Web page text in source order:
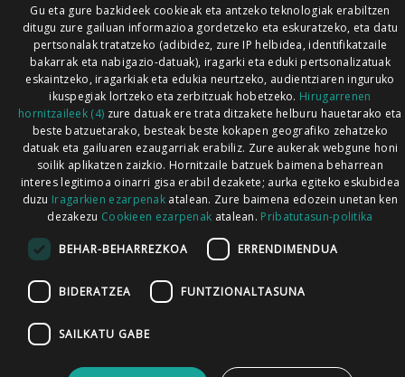
Gu eta gure bazkideek cookieak eta antzeko teknologiak erabiltzen
ditugu zure gailuan informazioa gordetzeko eta eskuratzeko, eta datu
pertsonalak tratatzeko (adibidez, zure IP helbidea, identifikatzaile
bakarrak eta nabigazio-datuak), iragarki eta eduki pertsonalizatuak
eskaintzeko, iragarkiak eta edukia neurtzeko, audientziaren inguruko
ikuspegiak lortzeko eta zerbitzuak hobetzeko. Hirugarrenen
hornitzaileek (4) zure datuak ere trata ditzakete helburu hauetarako eta
beste batzuetarako, besteak beste kokapen geografiko zehatzeko
datuak eta gailuaren ezaugarriak erabiliz. Zure aukerak webgune honi
soilik aplikatzen zaizkio. Hornitzaile batzuek baimena beharrean
interes legitimoa oinarri gisa erabil dezakete; aurka egiteko eskubidea
duzu Iragarkien ezarpenak atalean. Zure baimena edozein unetan ken
dezakezu Cookieen ezarpenak atalean. Pribatutasun-politika
BEHAR-BEHARREZKOA ERRENDIMENDUA
BIDERATZEA FUNTZIONALTASUNA
SAILKATU GABE